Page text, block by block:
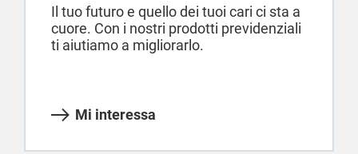
Il tuo futuro e quello dei tuoi cari ci sta a
cuore. Con i nostri prodotti previdenziali
ti aiutiamo a migliorarlo.
Mi interessa